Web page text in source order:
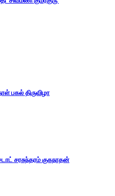
பகல் திருவிழா
சரசுந்தரம் குகநாதன்